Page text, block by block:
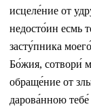
исцеле́ние от
недосто́ин есмь
засту́пника
Бо́жия, сотвори́
обраще́ние от
дарова́нною